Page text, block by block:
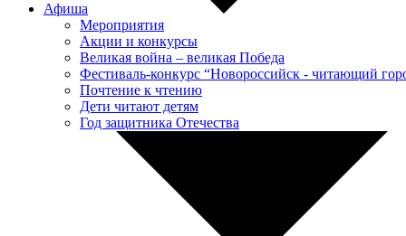
Афиша
Мероприятия
Акции и конкурсы
Великая война – великая Победа
Фестиваль-конкурс “Новороссийск - читающий
Почтение к чтению
Дети читают детям
Год защитника Отечества